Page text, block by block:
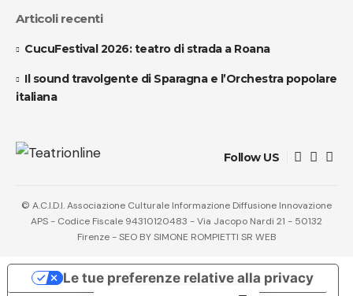
Articoli recenti
CucuFestival 2026: teatro di strada a Roana
Il sound travolgente di Sparagna e l’Orchestra popolare
italiana
Follow US
© A.C.I.D.I. Associazione Culturale Informazione Diffusione Innovazione
APS - Codice Fiscale 94310120483 - Via Jacopo Nardi 21 - 50132
Firenze - SEO BY SIMONE ROMPIETTI SR WEB
Le tue preferenze relative alla privacy